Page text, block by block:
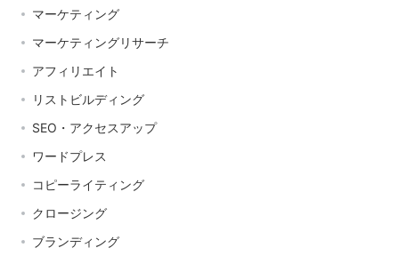
マーケティング
マーケティングリサーチ
アフィリエイト
リストビルディング
SEO・アクセスアップ
ワードプレス
コピーライティング
クロージング
ブランディング